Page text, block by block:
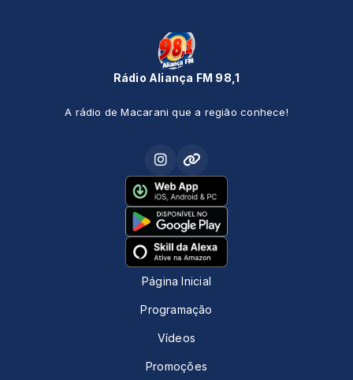
Rádio Aliança FM 98,1
A rádio de Macarani que a região conhece!
Página Inicial
Programação
Vídeos
Promoções